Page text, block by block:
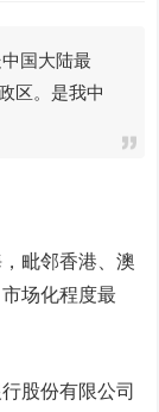
国大陆最
区。是我中
毗邻香港、澳
场化程度最
股份有限公司